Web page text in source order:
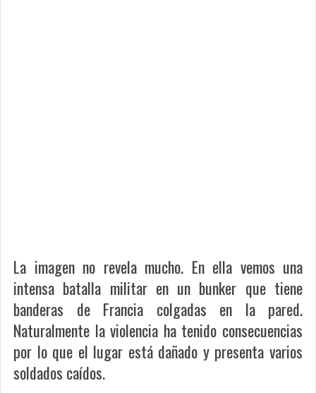
La imagen no revela mucho. En ella vemos una
intensa batalla militar en un bunker que tiene
banderas de Francia colgadas en la pared.
Naturalmente la violencia ha tenido consecuencias
por lo que el lugar está dañado y presenta varios
soldados caídos.